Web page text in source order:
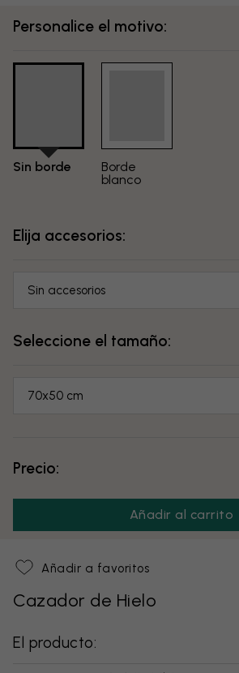
Personalice el motivo:
Sin borde
Borde
blanco
Elija accesorios:
Sin accesorios
Seleccione el tamaño:
70x50 cm
Precio:
Añadir al carrito
Añadir a favoritos
Cazador de Hielo
El producto: